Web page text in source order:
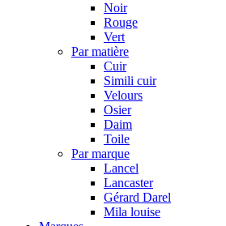
Noir
Rouge
Vert
Par matière
Cuir
Simili cuir
Velours
Osier
Daim
Toile
Par marque
Lancel
Lancaster
Gérard Darel
Mila louise